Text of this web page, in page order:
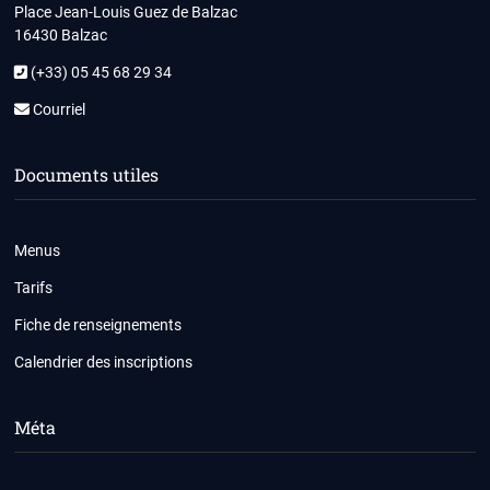
Place Jean-Louis Guez de Balzac
16430 Balzac
(+33) 05 45 68 29 34
Courriel
Documents utiles
Menus
Tarifs
Fiche de renseignements
Calendrier des inscriptions
Méta